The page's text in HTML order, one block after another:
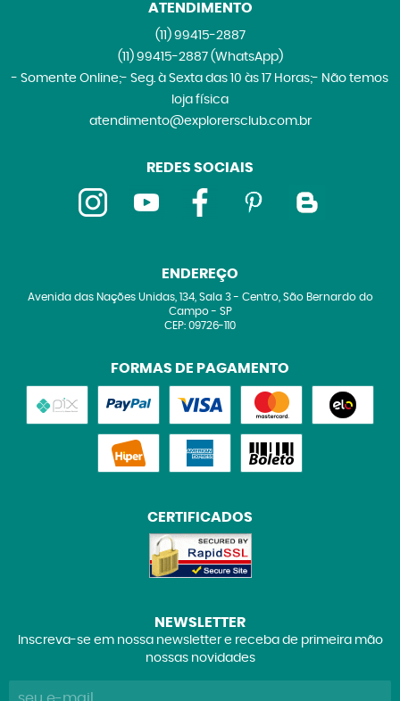
ATENDIMENTO
(11)99415-2887
(11)99415-2887 (WhatsApp)
- Somente Online;- Seg. à Sexta das 10 às 17 Horas;- Não temos
loja física
atendimento@explorersclub.com.br
REDES SOCIAIS
ENDEREÇO
Avenida das Nações Unidas, 134, Sala 3- Centro, São Bernardo do
Campo- SP
CEP: 09726-110
FORMAS DE PAGAMENTO
CERTIFICADOS
NEWSLETTER
Inscreva-se em nossa newsletter e receba de primeira mão
nossas novidades